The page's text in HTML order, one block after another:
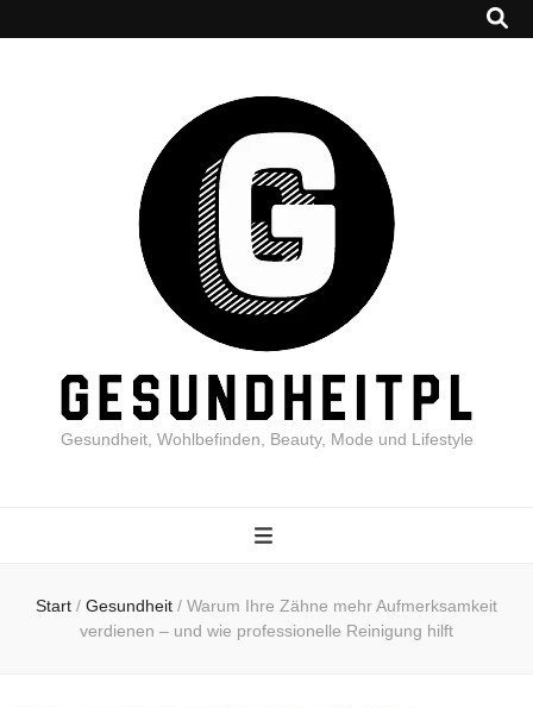
Gesundheit, Wohlbefinden, Beauty, Mode und Lifestyle
Start / Gesundheit / Warum Ihre Zähne mehr Aufmerksamkeit
verdienen – und wie professionelle Reinigung hilft